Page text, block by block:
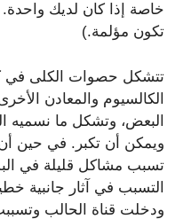
خاصة إذا كان لديك
تكون مؤلمة.)
تتشكل حصوات الكلى في
الكالسيوم والمعادن
البعض، وتشكل ما نسميه
ويمكن أن تكبر. في حين
تسبب مشاكل قليلة في
التسبب في آثار جانبية
ودخلت قناة الحالب